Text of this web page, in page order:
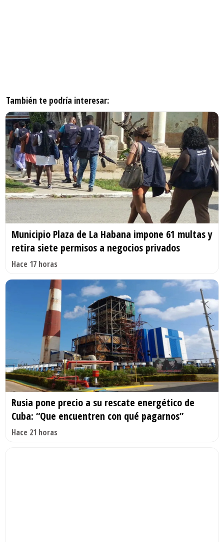
También te podría interesar:
Municipio Plaza de La Habana impone 61 multas y
retira siete permisos a negocios privados
Hace 17 horas
Rusia pone precio a su rescate energético de
Cuba: “Que encuentren con qué pagarnos”
Hace 21 horas